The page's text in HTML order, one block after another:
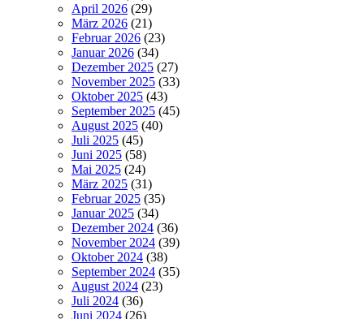
April 2026 (29)
März 2026 (21)
Februar 2026 (23)
Januar 2026 (34)
Dezember 2025 (27)
November 2025 (33)
Oktober 2025 (43)
September 2025 (45)
August 2025 (40)
Juli 2025 (45)
Juni 2025 (58)
Mai 2025 (24)
März 2025 (31)
Februar 2025 (35)
Januar 2025 (34)
Dezember 2024 (36)
November 2024 (39)
Oktober 2024 (38)
September 2024 (35)
August 2024 (23)
Juli 2024 (36)
Juni 2024 (26)